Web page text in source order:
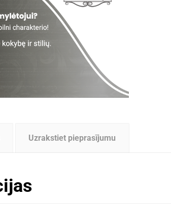
Uzrakstiet pieprasījumu